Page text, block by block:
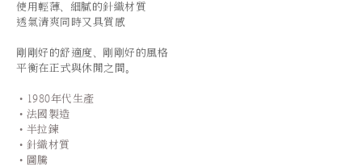
使用輕薄、細膩的針織材質
透氣清爽同時又具質感
剛剛好的舒適度、剛剛好的風格
平衡在正式與休閒之間。
•1980年代生產
•法國製造
•半拉鍊
•針織材質
•圖騰